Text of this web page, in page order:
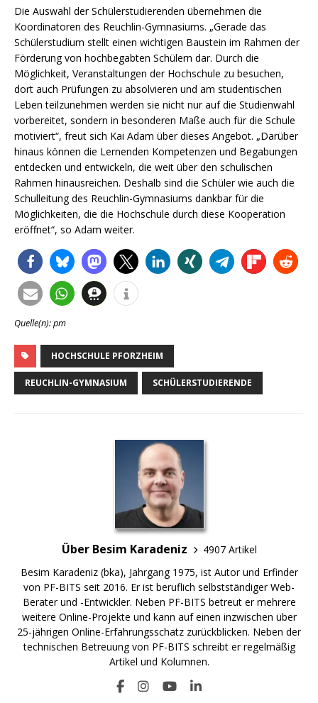
Die Auswahl der Schülerstudierenden übernehmen die
Koordinatoren des Reuchlin-Gymnasiums. „Gerade das
Schülerstudium stellt einen wichtigen Baustein im Rahmen der
Förderung von hochbegabten Schülern dar. Durch die
Möglichkeit, Veranstaltungen der Hochschule zu besuchen,
dort auch Prüfungen zu absolvieren und am studentischen
Leben teilzunehmen werden sie nicht nur auf die Studienwahl
vorbereitet, sondern in besonderen Maße auch für die Schule
motiviert“, freut sich Kai Adam über dieses Angebot. „Darüber
hinaus können die Lernenden Kompetenzen und Begabungen
entdecken und entwickeln, die weit über den schulischen
Rahmen hinausreichen. Deshalb sind die Schüler wie auch die
Schulleitung des Reuchlin-Gymnasiums dankbar für die
Möglichkeiten, die die Hochschule durch diese Kooperation
eröffnet“, so Adam weiter.
Quelle(n): pm
HOCHSCHULE PFORZHEIM
REUCHLIN-GYMNASIUM SCHÜLERSTUDIERENDE
Über Besim Karadeniz
4907 Artikel
Besim Karadeniz (bka), Jahrgang 1975, ist Autor und Erfinder
von PF-BITS seit 2016. Er ist beruflich selbstständiger Web-
Berater und -Entwickler. Neben PF-BITS betreut er mehrere
weitere Online-Projekte und kann auf einen inzwischen über
25-jährigen Online-Erfahrungsschatz zurückblicken. Neben der
technischen Betreuung von PF-BITS schreibt er regelmäßig
Artikel und Kolumnen.